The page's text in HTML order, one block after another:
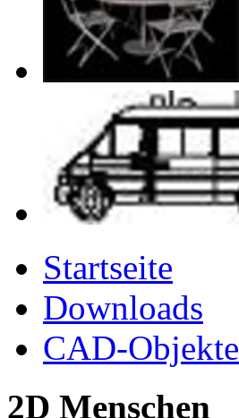
Startseite
Downloads
CAD-Objekte
2D Menschen